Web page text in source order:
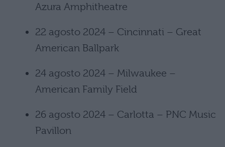
Azura Amphitheatre
22 agosto 2024 – Cincinnati – Great
American Ballpark
24 agosto 2024 – Milwaukee –
American Family Field
26 agosto 2024 – Carlotta – PNC Music
Pavillon